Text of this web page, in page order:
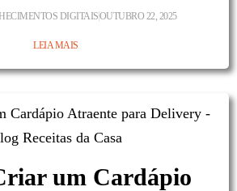
DIGITAISOUTUBRO 22, 2025
LEIA MAIS
um Cardápio